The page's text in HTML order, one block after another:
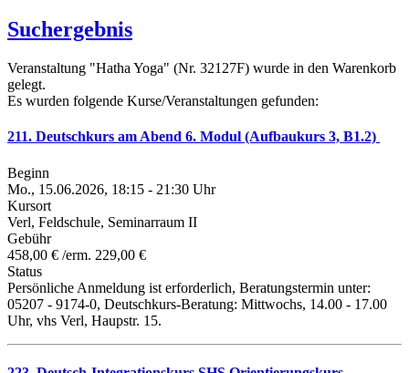
Suchergebnis
Veranstaltung "Hatha Yoga" (Nr. 32127F) wurde in den Warenkorb
gelegt.
Es wurden folgende Kurse/Veranstaltungen gefunden:
211. Deutschkurs am Abend 6. Modul (Aufbaukurs 3, B1.2)
Beginn
Mo., 15.06.2026, 18:15 - 21:30 Uhr
Kursort
Verl, Feldschule, Seminarraum II
Gebühr
458,00 € /erm. 229,00 €
Status
Persönliche Anmeldung ist erforderlich, Beratungstermin unter:
05207 - 9174-0, Deutschkurs-Beratung: Mittwochs, 14.00 - 17.00
Uhr, vhs Verl, Haupstr. 15.